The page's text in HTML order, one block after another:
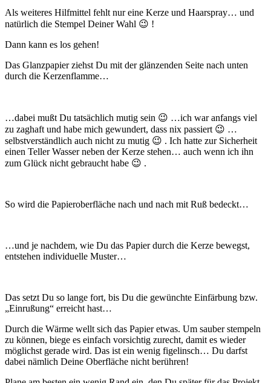
Als weiteres Hilfmittel fehlt nur eine Kerze und Haarspray… und
natürlich die Stempel Deiner Wahl 😉 !
Dann kann es los gehen!
Das Glanzpapier ziehst Du mit der glänzenden Seite nach unten
durch die Kerzenflamme…
…dabei mußt Du tatsächlich mutig sein 😉 …ich war anfangs viel
zu zaghaft und habe mich gewundert, dass nix passiert 😉 …
selbstverständlich auch nicht zu mutig 😉 . Ich hatte zur Sicherheit
einen Teller Wasser neben der Kerze stehen… auch wenn ich ihn
zum Glück nicht gebraucht habe 😉 .
So wird die Papieroberfläche nach und nach mit Ruß bedeckt…
…und je nachdem, wie Du das Papier durch die Kerze bewegst,
entstehen individuelle Muster…
Das setzt Du so lange fort, bis Du die gewünchte Einfärbung bzw.
„Einrußung“ erreicht hast…
Durch die Wärme wellt sich das Papier etwas. Um sauber stempeln
zu können, biege es einfach vorsichtig zurecht, damit es wieder
möglichst gerade wird. Das ist ein wenig figelinsch… Du darfst
dabei nämlich Deine Oberfläche nicht berühren!